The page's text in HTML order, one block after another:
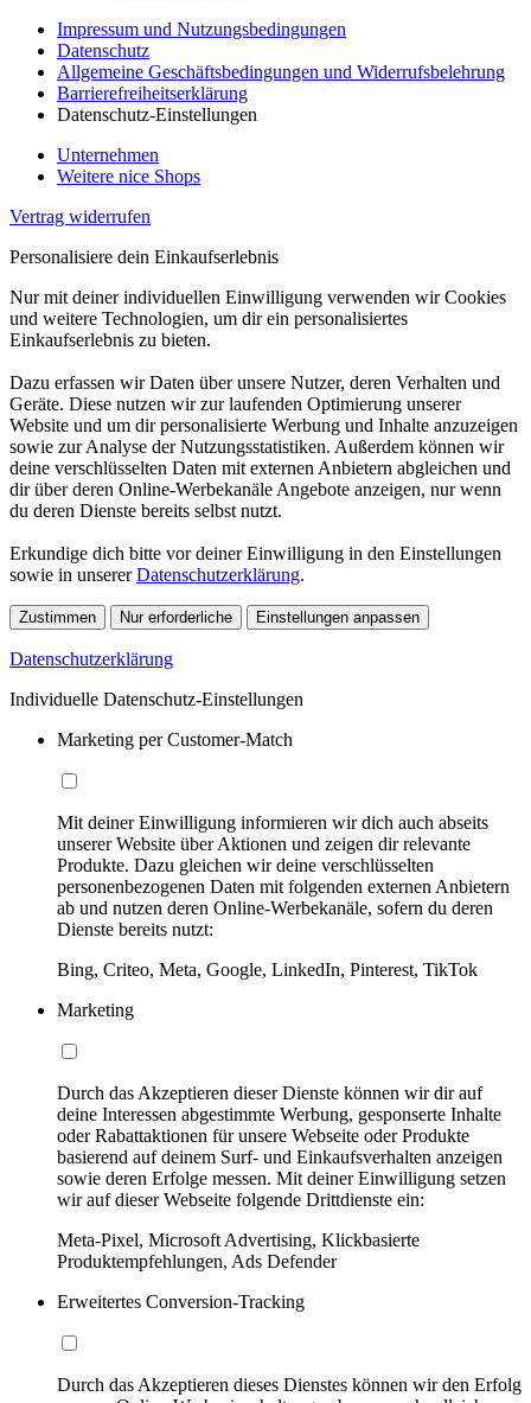
Impressum und Nutzungsbedingungen
Datenschutz
Allgemeine Geschäftsbedingungen und Widerrufsbelehrung
Barrierefreiheitserklärung
Datenschutz-Einstellungen
Unternehmen
Weitere nice Shops
Vertrag widerrufen
Personalisiere dein Einkaufserlebnis
Nur mit deiner individuellen Einwilligung verwenden wir Cookies
und weitere Technologien, um dir ein personalisiertes
Einkaufserlebnis zu bieten.
Dazu erfassen wir Daten über unsere Nutzer, deren Verhalten und
Geräte. Diese nutzen wir zur laufenden Optimierung unserer
Website und um dir personalisierte Werbung und Inhalte anzuzeigen
sowie zur Analyse der Nutzungsstatistiken. Außerdem können wir
deine verschlüsselten Daten mit externen Anbietern abgleichen und
dir über deren Online-Werbekanäle Angebote anzeigen, nur wenn
du deren Dienste bereits selbst nutzt.
Erkundige dich bitte vor deiner Einwilligung in den Einstellungen
sowie in unsererDatenschutzerklärung.
Zustimmen Nur erforderliche Einstellungen anpassen
Datenschutzerklärung
Individuelle Datenschutz-Einstellungen
Marketing per Customer-Match
Mit deiner Einwilligung informieren wir dich auch abseits
unserer Website über Aktionen und zeigen dir relevante
Produkte. Dazu gleichen wir deine verschlüsselten
personenbezogenen Daten mit folgenden externen Anbietern
ab und nutzen deren Online-Werbekanäle, sofern du deren
Dienste bereits nutzt:
Bing, Criteo, Meta, Google, LinkedIn, Pinterest, TikTok
Marketing
Durch das Akzeptieren dieser Dienste können wir dir auf
deine Interessen abgestimmte Werbung, gesponserte Inhalte
oder Rabattaktionen für unsere Webseite oder Produkte
basierend auf deinem Surf- und Einkaufsverhalten anzeigen
sowie deren Erfolge messen. Mit deiner Einwilligung setzen
wir auf dieser Webseite folgende Drittdienste ein:
Meta-Pixel, Microsoft Advertising, Klickbasierte
Produktempfehlungen, Ads Defender
Erweitertes Conversion-Tracking
Durch das Akzeptieren dieses Dienstes können wir den Erfolg